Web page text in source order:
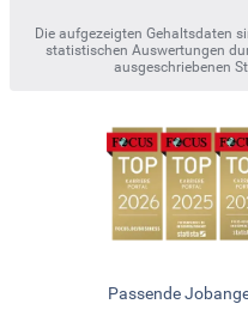
Die aufgezeigten Gehaltsdaten
statistischen Auswertungen
ausgeschriebenen
Passende